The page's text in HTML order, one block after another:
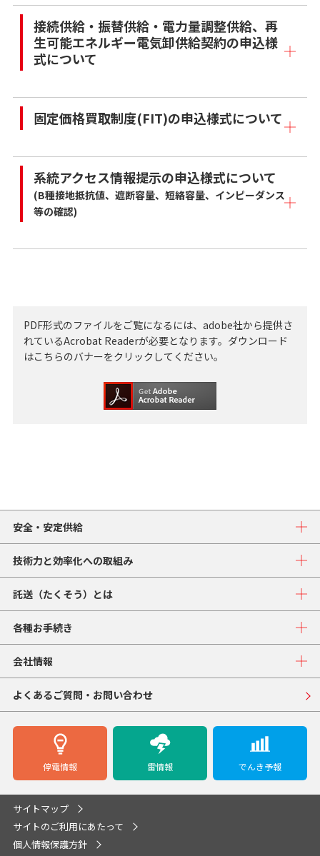
接続供給・振替供給・電力量調整供給、再
生可能エネルギー電気卸供給契約の申込様
式について
固定価格買取制度(FIT)の申込様式について
系統アクセス情報提示の申込様式について
(B種接地抵抗値、遮断容量、短絡容量、インピーダンス
等の確認)
PDF形式のファイルをご覧になるには、adobe社から提供さ
れているAcrobat Readerが必要となります。ダウンロード
はこちらのバナーをクリックしてください。
安全・安定供給
技術力と効率化への取組み
託送（たくそう）とは
各種お手続き
会社情報
よくあるご質問・お問い合わせ
停電情報 雷情報 でんき予報
サイトマップ
サイトのご利用にあたって
個人情報保護方針